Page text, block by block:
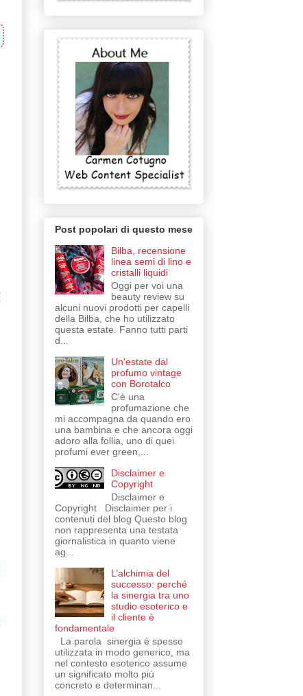
Post popolari di questo mese
Bilba, recensione
linea semi di lino e
cristalli liquidi
Oggi per voi una
beauty review su
alcuni nuovi prodotti per capelli
della Bilba, che ho utilizzato
questa estate. Fanno tutti parti
d...
Un'estate dal
profumo vintage
con Borotalco
C'è una
profumazione che
mi accompagna da quando ero
una bambina e che ancora oggi
adoro alla follia, uno di quei
profumi ever green,...
Disclaimer e
Copyright
Disclaimer e
Copyright Disclaimer per i
contenuti del blog Questo blog
non rappresenta una testata
giornalistica in quanto viene
ag...
L’alchimia del
successo: perché
la sinergia tra uno
studio esoterico e
il cliente è
fondamentale
La parola sinergia è spesso
utilizzata in modo generico, ma
nel contesto esoterico assume
un significato molto più
concreto e determinan...